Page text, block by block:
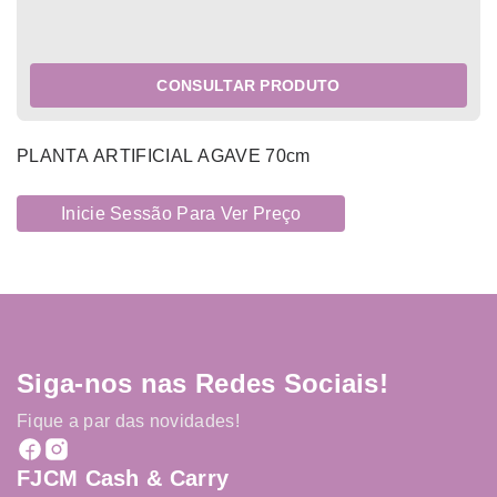
CONSULTAR PRODUTO
PLANTA ARTIFICIAL AGAVE 70cm
Inicie Sessão Para Ver Preço
Siga-nos nas Redes Sociais!
Fique a par das novidades!
FJCM Cash & Carry